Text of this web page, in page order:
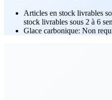
Articles en stock livrables
stock livrables sous 2 à 6
Glace carbonique: Non